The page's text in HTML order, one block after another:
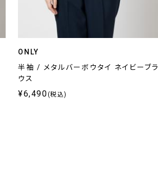
ONLY
半袖 / メタルバーボウタイ ネイビーブラ
ウス
¥6,490(税込)